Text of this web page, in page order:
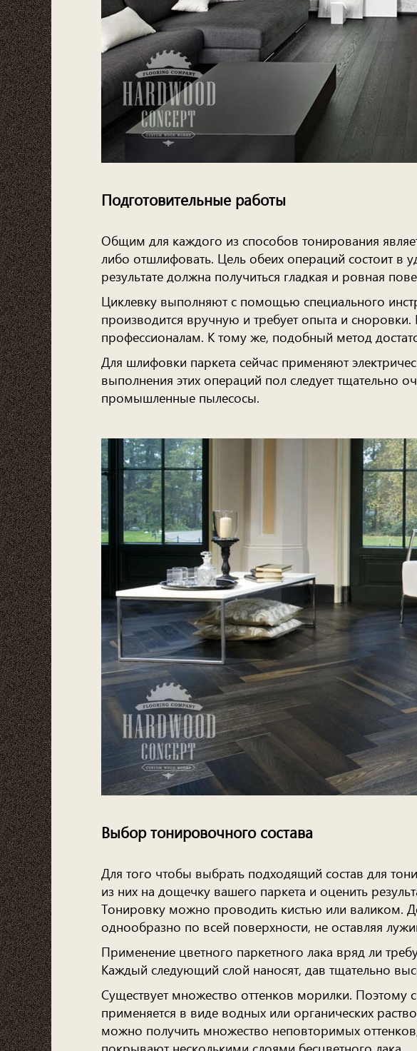
Подготовительные работы
Общим для каждого из способов тонирования
либо отшлифовать. Цель обеих операций состоит в
результате должна получиться гладкая и ровная
Циклевку выполняют с помощью специального
производится вручную и требует опыта и
профессионалам. К тому же, подобный метод
Для шлифовки паркета сейчас применяют
выполнения этих операций пол следует тщательно
промышленные пылесосы.
Выбор тонировочного состава
Для того чтобы выбрать подходящий состав для
из них на дощечку вашего паркета и оценить
Тонировку можно проводить кистью или валиком.
однообразно по всей поверхности, не оставляя
Применение цветного паркетного лака вряд ли
Каждый следующий слой наносят, дав тщательно
Существует множество оттенков морилки.
применяется в виде водных или органических
можно получить множество неповторимых